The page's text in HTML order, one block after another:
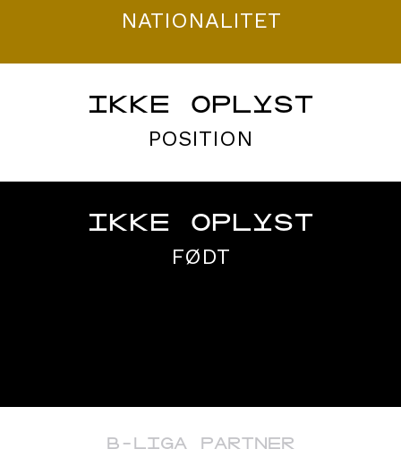
NATIONALITET
IKKE OPLYST
POSITION
IKKE OPLYST
FØDT
B-LIGA PARTNER